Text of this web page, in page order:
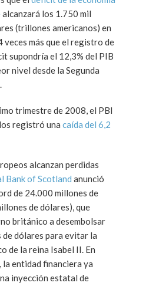
alcanzará los 1.750 mil
(trillones americanos) en
veces más que el registro de
supondría el 12,3% del PIB
nivel desde la Segunda
trimestre de 2008, el PBI
registró una caída del 6,2
alcanzan perdidas
Bank of Scotland anunció
de 24.000 millones de
de dólares), que
británico a desembolsar
dólares para evitar la
de la reina Isabel II. En
la entidad financiera ya
inyección estatal de